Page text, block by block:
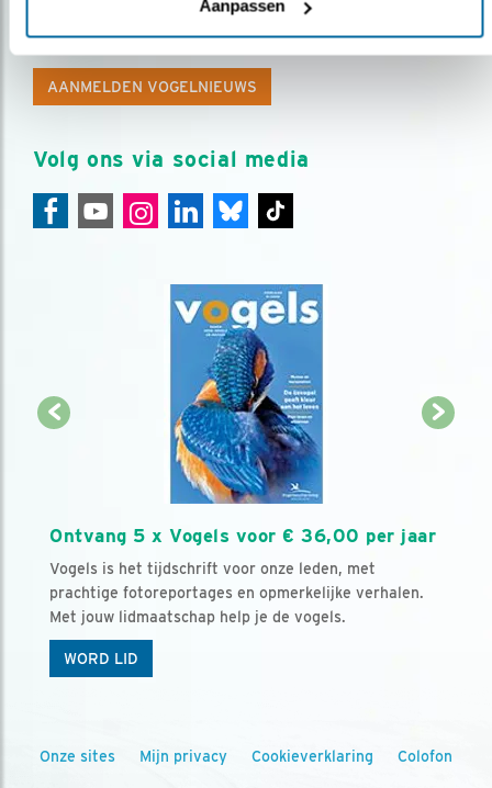
Aanpassen
Meld je aan en ontvang nieuws, inspiratie, acties en tips
AANMELDEN VOGELNIEUWS
Volg ons via social media
Ontvang 5 x Vogels voor € 36,00 per jaar
Vogels is het tijdschrift voor onze leden, met
prachtige fotoreportages en opmerkelijke verhalen.
Met jouw lidmaatschap help je de vogels.
WORD LID
Onze sites Mijn privacy Cookieverklaring Colofon